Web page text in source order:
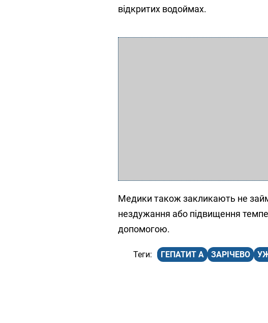
відкритих водоймах.
Медики також закликають не
нездужання або підвищення
допомогою.
ГЕПАТИТ А ЗАРІЧЕВО